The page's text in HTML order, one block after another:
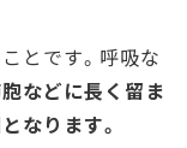
とです。呼吸な
などに長く留ま
なります。